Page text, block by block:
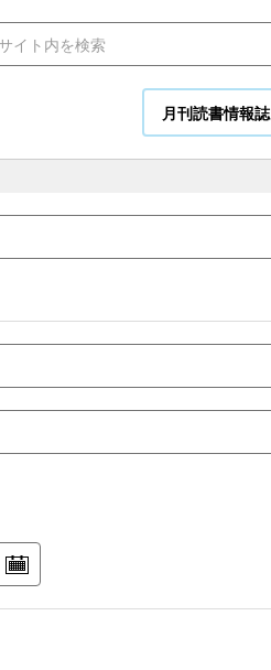
月刊読書情報誌